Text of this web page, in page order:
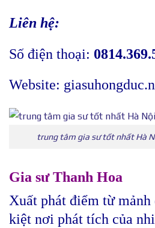
Liên hệ:
Số điện thoại:
Website:
trung tâm gia sư tốt nhất Hà
Gia sư Thanh Hoa
Xuất phát điểm từ
kiệt nơi phát tích của